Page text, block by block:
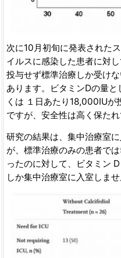
次に10月初旬に発表された
イルスに感染した患者に対
投与せず標準治療しか受け
あります。ビタミンDの量
くは １日あたり18,000IUが
ですが、安全性は高く保たれ
研究の結果は、集中治療室
が、標準治療のみの患者で
ったのに対して、ビタミン
しか集中治療室に入室しませ